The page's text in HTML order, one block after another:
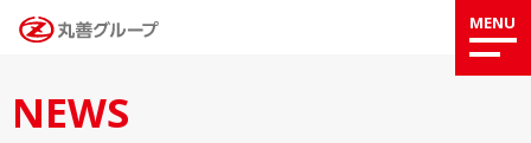
MENU
NEWS